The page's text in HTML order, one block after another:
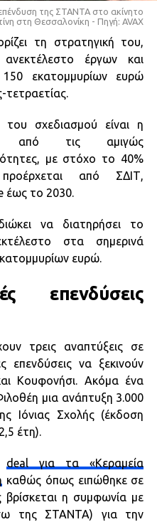
της ΣΤΑΝΤΑ στο ακίνητο
στη Θεσσαλονίκη - Πηγή: AVAX
τη στρατηγική του,
έργων και
150 εκατομμυρίων ευρώ
τετραετίας.
σχεδιασμού είναι η
από τις αμιγώς
με στόχο το 40%
από ΣΔΙΤ,
έως το 2030.
να διατηρήσει το
στα σημερινά
ευρώ.
επενδύσεις
τρεις αναπτύξεις σε
επενδύσεις να ξεκινούν
Κουφονήσι. Ακόμα ένα
μια ανάπτυξη 3.000
Ιόνιας Σχολής (έκδοση
έτη).
deal για τα «Κεραμεία
καθώς όπως ειπώθηκε σε
βρίσκεται η συμφωνία με
της ΣΤΑΝΤΑ) για την